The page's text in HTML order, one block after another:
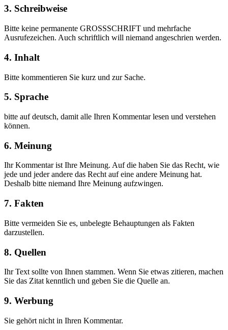
3. Schreibweise
Bitte keine permanente GROSSSCHRIFT und mehrfache
Ausrufezeichen. Auch schriftlich will niemand angeschrien werden.
4. Inhalt
Bitte kommentieren Sie kurz und zur Sache.
5. Sprache
bitte auf deutsch, damit alle Ihren Kommentar lesen und verstehen
können.
6. Meinung
Ihr Kommentar ist Ihre Meinung. Auf die haben Sie das Recht, wie
jede und jeder andere das Recht auf eine andere Meinung hat.
Deshalb bitte niemand Ihre Meinung aufzwingen.
7. Fakten
Bitte vermeiden Sie es, unbelegte Behauptungen als Fakten
darzustellen.
8. Quellen
Ihr Text sollte von Ihnen stammen. Wenn Sie etwas zitieren, machen
Sie das Zitat kenntlich und geben Sie die Quelle an.
9. Werbung
Sie gehört nicht in Ihren Kommentar.